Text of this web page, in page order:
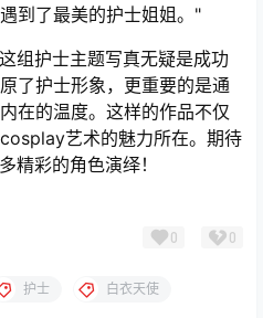
到了最美的护士姐姐。"
组护士主题写真无疑是成功
了护士形象，更重要的是通
在的温度。这样的作品不仅
艺术的魅力所在。期待
精彩的角色演绎！
0 0
护士 白衣天使